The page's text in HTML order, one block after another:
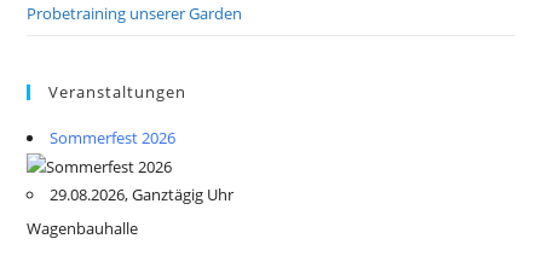
Probetraining unserer Garden
Veranstaltungen
Sommerfest 2026
29.08.2026, Ganztägig Uhr
Wagenbauhalle